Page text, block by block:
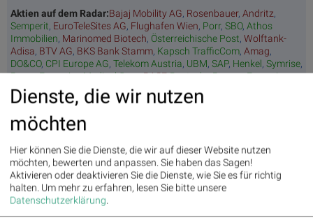
Aktien auf dem Radar:Bajaj Mobility AG, Rosenbauer, Andritz,
Semperit, EuroTeleSites AG, Flughafen Wien, Porr, SBO, Athos
Immobilien, Marinomed Biotech, Österreichische Post, Wolftank-
Adisa, BTV AG, BKS Bank Stamm, Kapsch TrafficCom, Amag,
DO&CO, CPI Europe AG, Telekom Austria, UBM, SAP, Henkel, Symrise,
Bayer,Fresenius Medical Care,BASF,Deutsche Boerse,Fresenius,
Hannover Rück
DAIMLER TRUCK HLD...
Baader Bank
Die Baader Bank ist eine der führenden familiengeführten
Investmentbanken im deutschsprachigen Raum. Die
Dienste, die wir nutzen
möchten
Hier können Sie die Dienste, die wir auf dieser Website nutzen
möchten, bewerten und anpassen. Sie haben das Sagen!
Aktivieren oder deaktivieren Sie die Dienste, wie Sie es für richtig
halten. Um mehr zu erfahren, lesen Sie bitte unsere
Datenschutzerklärung.